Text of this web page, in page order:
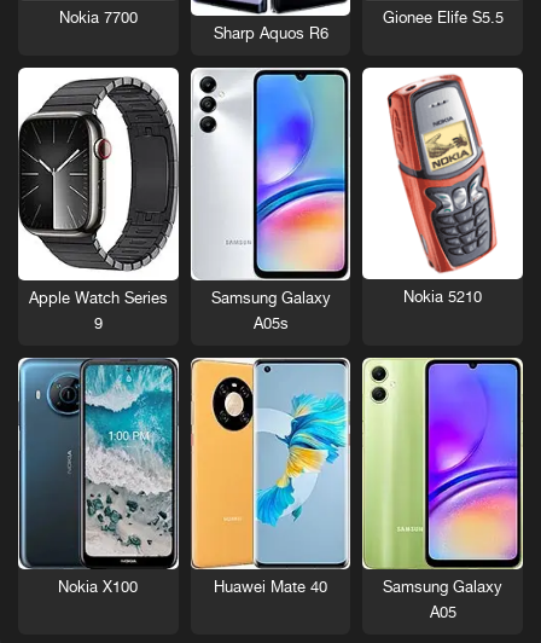
Gionee Elife S5.5
Sharp Aquos R6
Nokia 7700
Nokia 5210
Samsung Galaxy
A05s
Apple Watch Series
9
Samsung Galaxy
A05
Huawei Mate 40
Nokia X100